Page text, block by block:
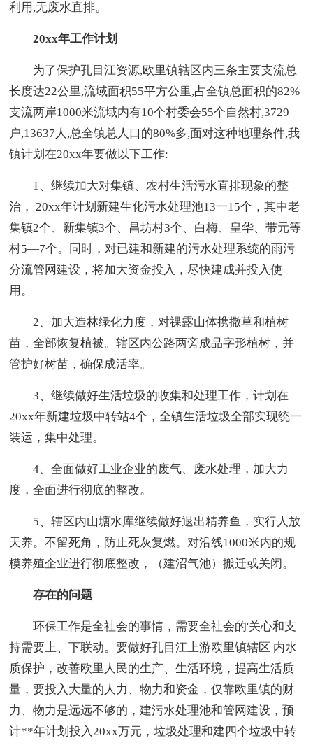
利用,无废水直排。
20xx年工作计划
为了保护孔目江资源,欧里镇辖区内三条主要支流总
长度达22公里,流域面积55平方公里,占全镇总面积的82%
支流两岸1000米流域内有10个村委会55个自然村,3729
户,13637人,总全镇总人口的80%多,面对这种地理条件,我
镇计划在20xx年要做以下工作:
1、继续加大对集镇、农村生活污水直排现象的整
治， 20xx年计划新建生化污水处理池13一15个，其中老
集镇2个、新集镇3个、昌坊村3个、白梅、皇华、带元等
村5—7个。同时，对已建和新建的污水处理系统的雨污
分流管网建设，将加大资金投入，尽快建成并投入使
用。
2、加大造林绿化力度，对祼露山体携撒草和植树
苗，全部恢复植被。辖区内公路两旁成品字形植树，并
管护好树苗，确保成活率。
3、继续做好生活垃圾的收集和处理工作，计划在
20xx年新建垃圾中转站4个，全镇生活垃圾全部实现统一
装运，集中处理。
4、全面做好工业企业的废气、废水处理，加大力
度，全面进行彻底的整改。
5、辖区内山塘水库继续做好退出精养鱼，实行人放
天养。不留死角，防止死灰复燃。对沿线1000米内的规
模养殖企业进行彻底整改，（建沼气池）搬迁或关闭。
存在的问题
环保工作是全社会的事情，需要全社会的'关心和支
持需要上、下联动。要做好孔目江上游欧里镇辖区 内水
质保护，改善欧里人民的生产、生活环境，提高生活质
量，要投入大量的人力、物力和资金，仅靠欧里镇的财
力、物力是远远不够的，建污水处理池和管网建设，预
计**年计划投入20xx万元，垃圾处理和建四个垃圾中转